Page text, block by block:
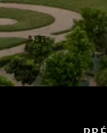
onglet)
nouvel onglet)
fenêtre modale)
de